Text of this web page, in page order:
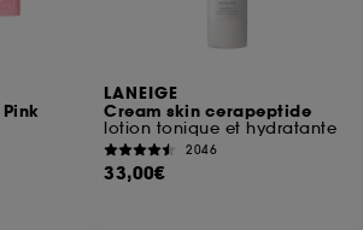
LANEIGE
Cream skin cerapeptide
lotion tonique et hydratante
2046
33,00€